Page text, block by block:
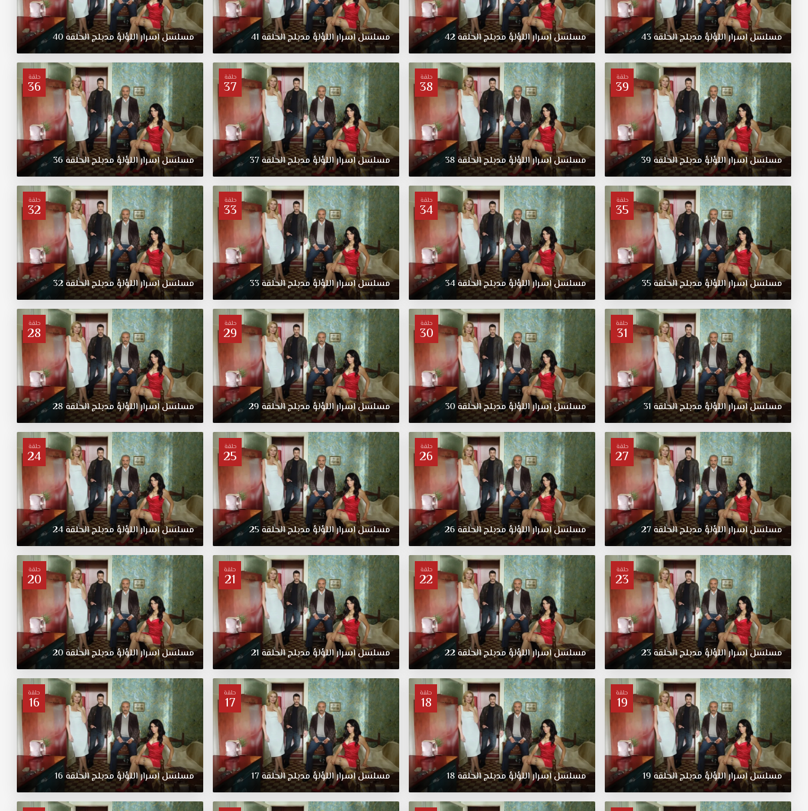
وتأثر
به،
يوجد
الكثير
من
الأسرار
بداخله
عبء
مسلسلاسراراللؤلؤمدبلجالحلقة 43 مسلسلاسراراللؤلؤمدبلجالحلقة 42 مسلسلاسراراللؤلؤمدبلجالحلقة 41 مسلسلاسراراللؤلؤمدبلجالحلقة 40
حلقة
39
مسلسلاسراراللؤلؤمدبلجالحلقة 39
حلقة
38
مسلسلاسراراللؤلؤمدبلجالحلقة 38
حلقة
37
مسلسلاسراراللؤلؤمدبلجالحلقة 37
حلقة
36
مسلسلاسراراللؤلؤمدبلجالحلقة 36
حلقة
35
مسلسلاسراراللؤلؤمدبلجالحلقة 35
حلقة
34
مسلسلاسراراللؤلؤمدبلجالحلقة 34
حلقة
33
مسلسلاسراراللؤلؤمدبلجالحلقة 33
حلقة
32
مسلسلاسراراللؤلؤمدبلجالحلقة 32
حلقة
31
مسلسلاسراراللؤلؤمدبلجالحلقة 31
حلقة
30
مسلسلاسراراللؤلؤمدبلجالحلقة 30
حلقة
29
مسلسلاسراراللؤلؤمدبلجالحلقة 29
حلقة
28
مسلسلاسراراللؤلؤمدبلجالحلقة 28
حلقة
27
مسلسلاسراراللؤلؤمدبلجالحلقة 27
حلقة
26
مسلسلاسراراللؤلؤمدبلجالحلقة 26
حلقة
25
مسلسلاسراراللؤلؤمدبلجالحلقة 25
حلقة
24
مسلسلاسراراللؤلؤمدبلجالحلقة 24
حلقة
23
مسلسلاسراراللؤلؤمدبلجالحلقة 23
حلقة
22
مسلسلاسراراللؤلؤمدبلجالحلقة 22
حلقة
21
مسلسلاسراراللؤلؤمدبلجالحلقة 21
حلقة
20
مسلسلاسراراللؤلؤمدبلجالحلقة 20
حلقة
19
مسلسلاسراراللؤلؤمدبلجالحلقة 19
حلقة
18
مسلسلاسراراللؤلؤمدبلجالحلقة 18
حلقة
17
مسلسلاسراراللؤلؤمدبلجالحلقة 17
حلقة
16
مسلسلاسراراللؤلؤمدبلجالحلقة 16